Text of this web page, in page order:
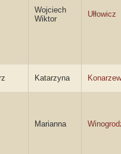
Wojciech
Wiktor
Ułłowicz
Katarzyna
Marianna